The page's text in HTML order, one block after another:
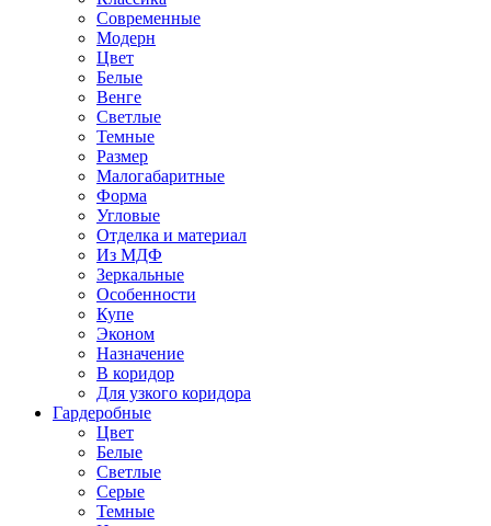
Современные
Модерн
Цвет
Белые
Венге
Светлые
Темные
Размер
Малогабаритные
Форма
Угловые
Отделка и материал
Из МДФ
Зеркальные
Особенности
Купе
Эконом
Назначение
В коридор
Для узкого коридора
Гардеробные
Цвет
Белые
Светлые
Серые
Темные